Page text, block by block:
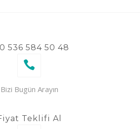
536 584 50 48
Bizi Bugün Arayın
Teklifi Al